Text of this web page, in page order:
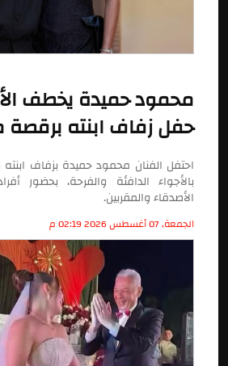
محمود حميدة يخطف
حفل زفاف ابنته برقصة
احتفل الفنان محمود حميدة بزفاف
بالأجواء الدافئة والفرحة، بحضور
الأصدقاء والمقربين.
الجمعة, 07 أغسطس 2026 02:19 م